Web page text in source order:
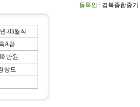
등록인 : 경북종합중기
-05월식
A급
만원
상도